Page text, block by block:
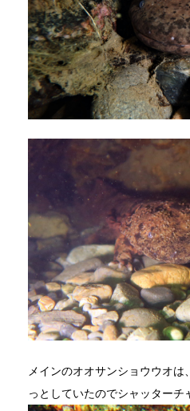
メインのオオサンショウウオは
っとしていたのでシャッターチ